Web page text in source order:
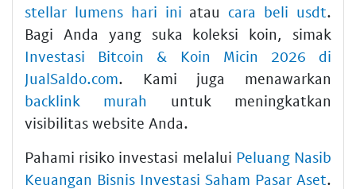
stellar lumens hari ini atau cara beli usdt.
Bagi Anda yang suka koleksi koin, simak
Investasi Bitcoin & Koin Micin 2026 di
JualSaldo.com. Kami juga menawarkan
backlink murah
untuk meningkatkan
visibilitas website Anda.
Pahami risiko investasi melalui Peluang Nasib
Keuangan Bisnis Investasi Saham Pasar Aset.